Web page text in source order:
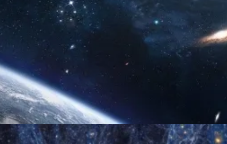
Đang mở https://thienvanhoc.edu.vn/thien-the-la-gi